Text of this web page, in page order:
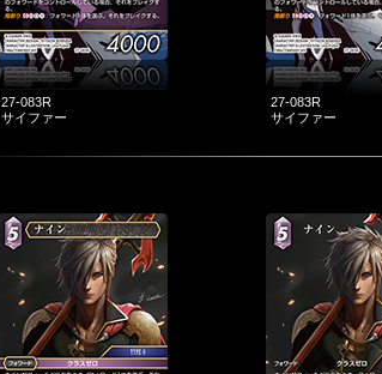
27-083R
サイファー
27-083R
サイファー